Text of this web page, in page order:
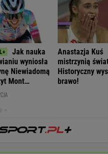
Jak nauka
wyniosła
Niewiadomą
Mont
Anastazja Kuś
mistrzynią
Historyczny
brawo!